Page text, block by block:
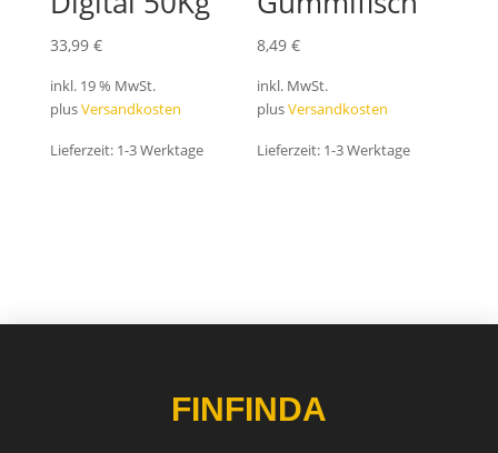
33,99 €
inkl. 19 % MwSt.
plusVersandkosten
Lieferzeit: 1-3 Werktage
8,49€
inkl. MwSt.
plusVersandkosten
Lieferzeit: 1-3 Werktage
FINFINDA